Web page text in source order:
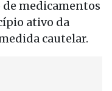
medicamentos
ativo da
cautelar.